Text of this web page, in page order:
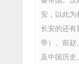
安，以此为
长安的还有
帝）、前赵
及中国历史